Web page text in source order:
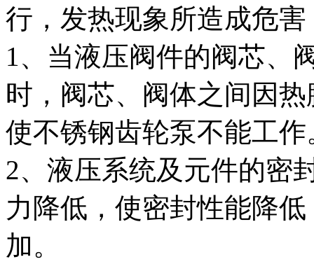
行，发热现象所造成危
1、当液压阀件的阀芯、
时，阀芯、阀体之间因
使不锈钢齿轮泵不能工作
2、液压系统及元件的密
力降低，使密封性能降
加。